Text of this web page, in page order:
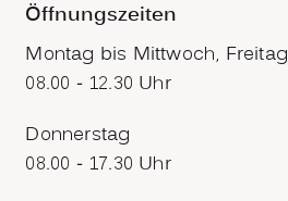
Öffnungszeiten
Montag bis Mittwoch, Freitag
08.00 - 12.30 Uhr
Donnerstag
08.00 - 17.30 Uhr